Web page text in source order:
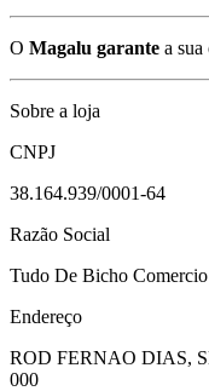
O Magalu garante a
Sobre a loja
CNPJ
38.164.939/0001-64
Razão Social
Tudo De Bicho
Endereço
ROD FERNAO DIAS,
000